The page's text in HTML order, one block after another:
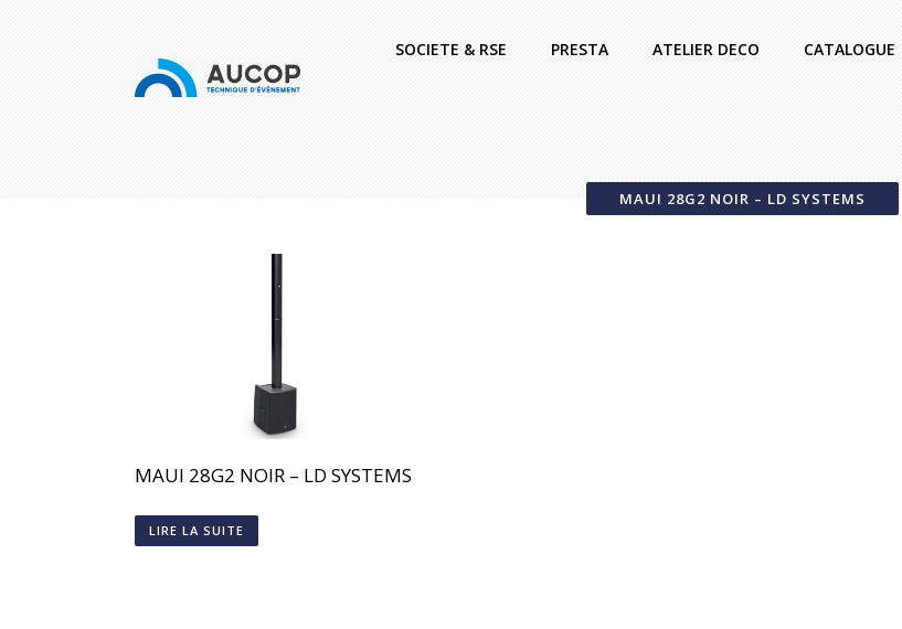
SOCIETE & RSE PRESTA ATELIER DECO CATALOGUE
MAUI 28G2 NOIR – LD SYSTEMS
MAUI 28G2 NOIR – LD SYSTEMS
LIRE LA SUITE